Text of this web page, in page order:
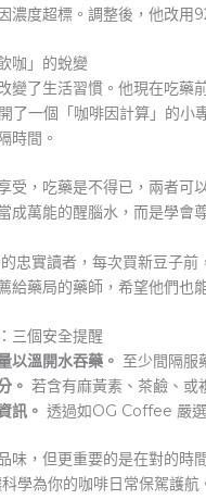
濃度超標。調整後，他改用
咖」的蛻變
變了生活習慣。他現在吃
了一個「咖啡因計算」的
時間。
受，吃藥是不得已，兩者
成萬能的醒腦水，而是學會
忠實讀者，每次買新豆子前
給藥局的藥師，希望他們也
三個安全提醒
以溫開水吞藥。 至少間隔服
。 若含有麻黃素、茶鹼、或
訊。 透過如OG Coffee 嚴
味，但更重要的是在對的
學為你的咖啡日常保駕護航